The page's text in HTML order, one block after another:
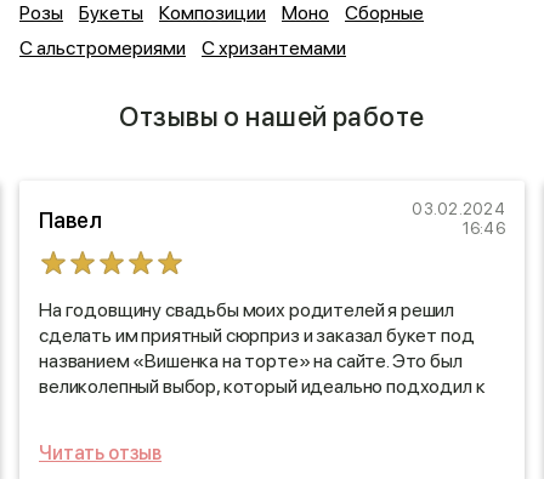
Розы
Букеты Композиции Моно
Сборные
С альстромериями
С хризантемами
Отзывы о нашей работе
Павел
03.02.2024
16:46
На годовщину свадьбы моих родителей я решил
сделать им приятный сюрприз и заказал букет под
названием «Вишенка на торте» на сайте. Это был
великолепный выбор, который идеально подходил к
задержек! Букет был не только элегантно оформлен,
Читать отзыв